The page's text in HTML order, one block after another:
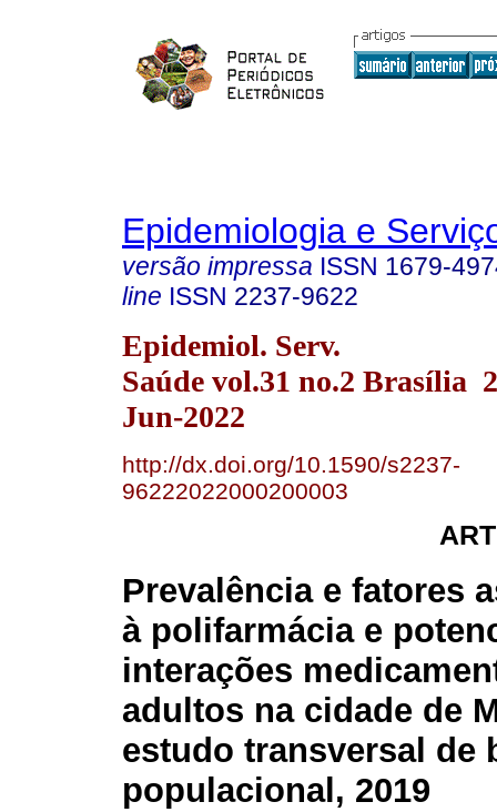
Epidemiologia e
versão impressa ISSN 1679-
line ISSN 2237-9622
Epidemiol. Serv.
Saúde vol.31 no.2 Brasília
Jun-2022
http://dx.doi.org/10.1590/s2237-
96222022000200003
Prevalência e fatores
à polifarmácia e
interações
adultos na cidade de
estudo transversal de
populacional, 2019